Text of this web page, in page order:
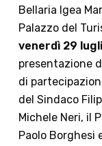
Bellaria Igea
Palazzo del
venerdì 29
presentazione
di
del Sindaco
Michele Neri, il
Paolo